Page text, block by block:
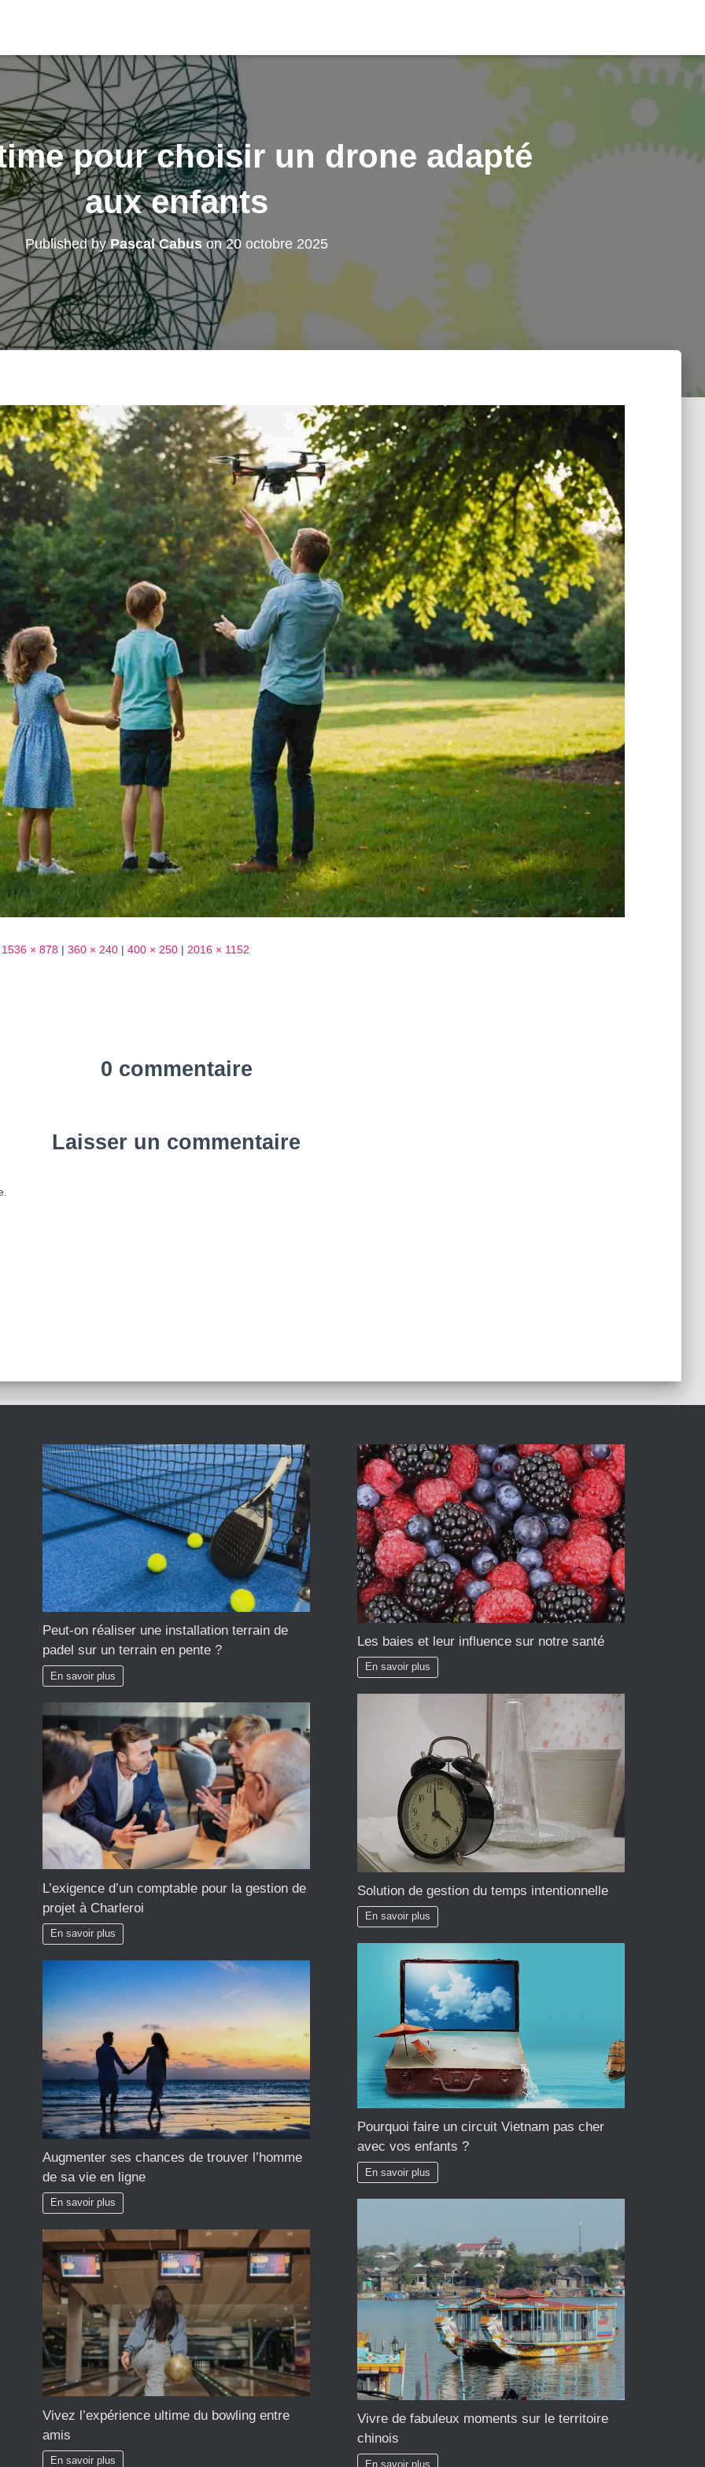
pour choisir un drone adapté
aux enfants
Published byPascal Cabuson20 octobre 2025
1536 × 878 | 360 × 240 | 400 × 250 | 2016 × 1152
0 commentaire
Laisser un commentaire
Peut-on réaliser une installation terrain de
padel sur un terrain en pente ?
En savoir plus
L’exigence d’un comptable pour la gestion de
projet à Charleroi
En savoir plus
Augmenter ses chances de trouver l’homme
de sa vie en ligne
En savoir plus
Vivez l’expérience ultime du bowling entre
amis
En savoir plus
Les baies et leur influence sur notre santé
En savoir plus
Solution de gestion du temps intentionnelle
En savoir plus
Pourquoi faire un circuit Vietnam pas cher
avec vos enfants ?
En savoir plus
Vivre de fabuleux moments sur le territoire
chinois
En savoir plus